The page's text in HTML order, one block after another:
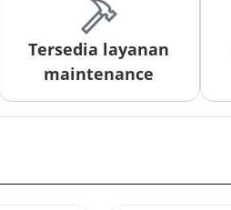
Tersedia layanan
maintenance